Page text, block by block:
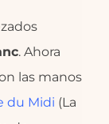
. Ahora
las manos
du Midi (La